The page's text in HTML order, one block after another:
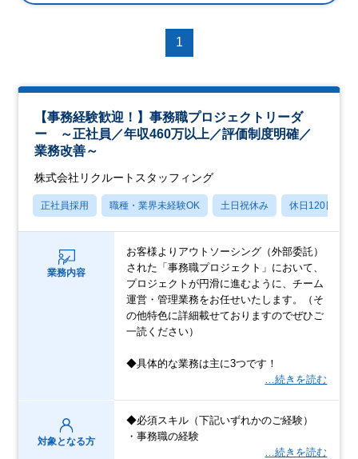
1
【事務経験歓迎！】事務職プロジェクトリーダ
ー ～正社員／年収460万以上／評価制度明確／
業務改善～
株式会社リクルートスタッフィング
正社員採用 職種・業界未経験OK 土日祝休み 休日120日以上
業務内容
お客様よりアウトソーシング（外部委託）
された「事務職プロジェクト」において、
プロジェクトが円滑に進むように、チーム
運営・管理業務をお任せいたします。（そ
の他特色に詳細載せておりますのでぜひご
一読ください）
◆具体的な業務は主に3つです！
…続きを読む
対象となる方
◆必須スキル（下記いずれかのご経験）
・事務職の経験
…続きを読む